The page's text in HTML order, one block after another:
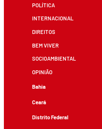
POLÍTICA
INTERNACIONAL
DIREITOS
BEM VIVER
SOCIOAMBIENTAL
OPINIÃO
Bahia
Ceará
Distrito Federal